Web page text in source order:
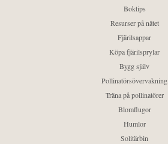
Boktips
Resurser på nätet
Fjärilsappar
Köpa fjärilsprylar
Bygg själv
Pollinatörsövervakning
Träna på pollinatörer
Blomflugor
Humlor
Solitärbin